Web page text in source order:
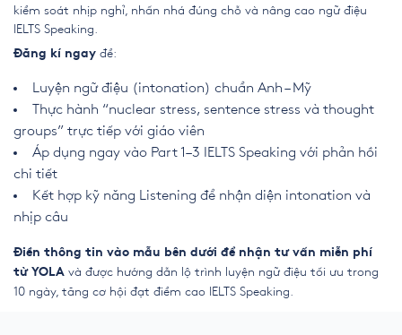
kiểm soát nhịp nghỉ, nhấn nhá đúng chỗ và nâng cao ngữ điệu
IELTS Speaking.
Đăng kí ngay để:
Luyện ngữ điệu (intonation) chuẩn Anh – Mỹ
Thực hành “nuclear stress, sentence stress và thought
groups” trực tiếp với giáo viên
Áp dụng ngay vào Part 1–3 IELTS Speaking với phản hồi
chi tiết
Kết hợp kỹ năng Listening để nhận diện intonation và
nhịp câu
Điền thông tin vào mẫu bên dưới để nhận tư vấn miễn phí
từ YOLA và được hướng dẫn lộ trình luyện ngữ điệu tối ưu trong
10 ngày, tăng cơ hội đạt điểm cao IELTS Speaking.